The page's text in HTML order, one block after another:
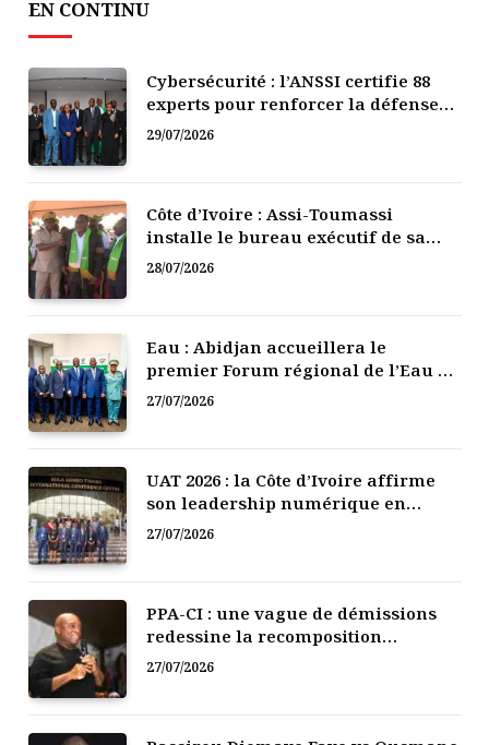
EN CONTINU
Cybersécurité : l’ANSSI certifie 88
experts pour renforcer la défense
numérique de la Côte d’Ivoire
29/07/2026
Côte d’Ivoire : Assi-Toumassi
installe le bureau exécutif de sa
mutuelle de développement
28/07/2026
Eau : Abidjan accueillera le
premier Forum régional de l’Eau de
l’Afrique de l’Ouest
27/07/2026
UAT 2026 : la Côte d’Ivoire affirme
son leadership numérique en
Afrique
27/07/2026
PPA-CI : une vague de démissions
redessine la recomposition
politique
27/07/2026